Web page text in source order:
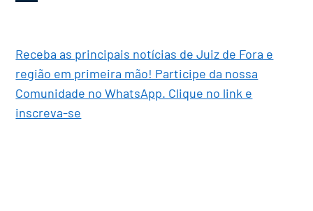
Receba as principais notícias de Juiz de Fora e
região em primeira mão! Participe da nossa
Comunidade no WhatsApp. Clique no link e
inscreva-se